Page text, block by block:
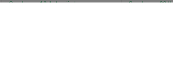
Saadavus: 19 tk. tarnija laos Saadavus: 38